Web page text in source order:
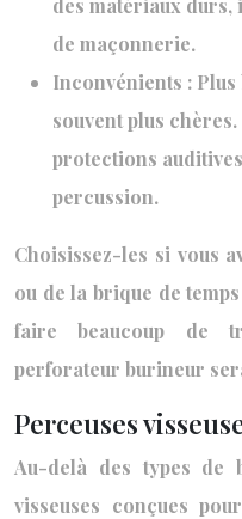
des matériaux durs,
de maçonnerie.
Inconvénients :
souvent plus
protections
percussion.
Choisissez-les si vous
ou de la brique de
faire beaucoup de
perforateur burineur
Perceuses
Au-delà des types de
visseuses conçues